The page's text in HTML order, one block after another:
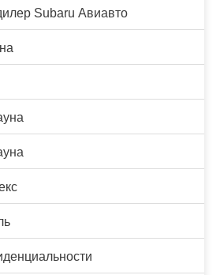
Subaru Авиавто